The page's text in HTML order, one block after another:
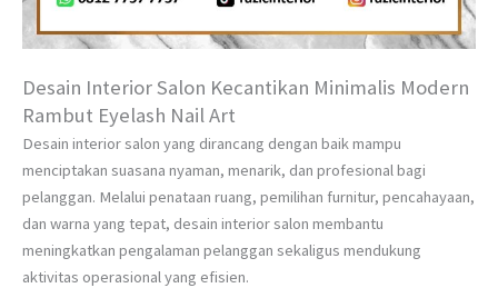
Desain Interior Salon Kecantikan Minimalis Modern
Rambut Eyelash Nail Art
Desain interior salon yang dirancang dengan baik mampu
menciptakan suasana nyaman, menarik, dan profesional bagi
pelanggan. Melalui penataan ruang, pemilihan furnitur, pencahayaan,
dan warna yang tepat, desain interior salon membantu
meningkatkan pengalaman pelanggan sekaligus mendukung
aktivitas operasional yang efisien.